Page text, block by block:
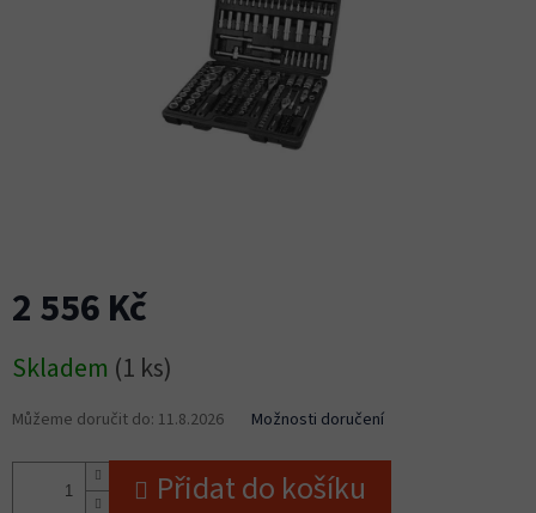
2 556 Kč
cena:
Skladem (1 ks)
Můžeme doručit do: 11.8.2026 Možnosti doručení
Přidat do košíku